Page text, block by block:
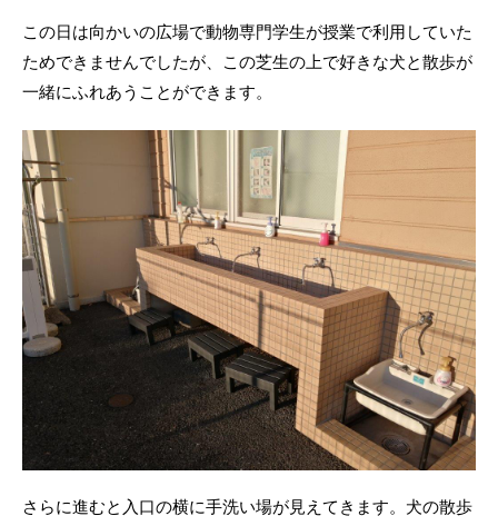
この日は向かいの広場で動物専門学生が授業で利用していた
ためできませんでしたが、この芝生の上で好きな犬と散歩が
一緒にふれあうことができます。
さらに進むと入口の横に手洗い場が見えてきます。犬の散歩